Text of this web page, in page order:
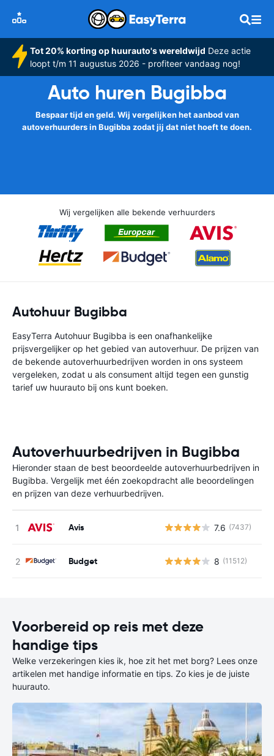
Tot 20% korting op huurauto's wereldwijd Deze actie
loopt t/m 11 augustus 2026 - profiteer vandaag nog!
Auto huren Bugibba
Bespaar tijd en geld. Wij vergelijken het aanbod van
autoverhuurders in Bugibba zodat jij dat niet hoeft te doen.
Wij vergelijken alle bekende verhuurders
Autohuur Bugibba
EasyTerra Autohuur Bugibba is een onafhankelijke
prijsvergelijker op het gebied van autoverhuur. De prijzen van
de bekende autoverhuurbedrijven worden in ons systeem
vergeleken, zodat u als consument altijd tegen een gunstig
tarief uw huurauto bij ons kunt boeken.
Autoverhuurbedrijven in Bugibba
Hieronder staan de best beoordeelde autoverhuurbedrijven in
Bugibba. Vergelijk met één zoekopdracht alle beoordelingen
en prijzen van deze verhuurbedrijven.
Avis 7.6 (7437)
Budget 8 (11512)
Voorbereid op reis met deze
handige tips
Welke verzekeringen kies ik, hoe zit het met borg? Lees onze
artikelen met handige informatie en tips. Zo kies je de juiste
huurauto.